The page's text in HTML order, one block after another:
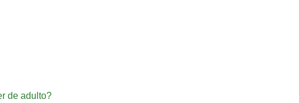
de adulto?